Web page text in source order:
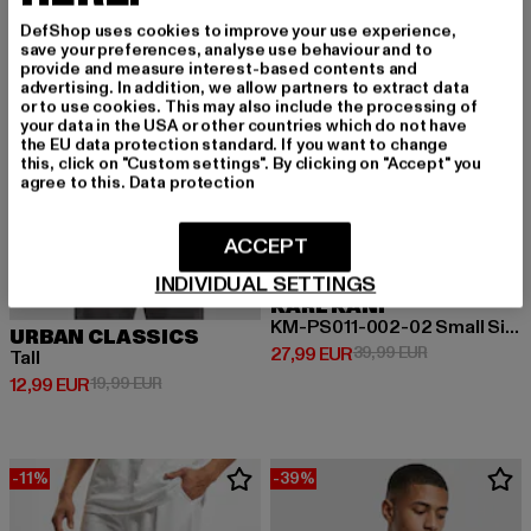
URBAN CLASSICS
Tall
12,99 EUR
Derzeitiger Preis: 12,99 EUR
19,99 EURAktionspreis: 19,99 EUR
KARL KANI
KM-PS011-002-02 Small Signature Pinstripe Mesh Shorts
27,99 EUR
Derzeitiger Preis: 27,99 EUR
39,99 EURAktionspreis:
-11% -39%
DefShop uses cookies to improve your use experience,
save your preferences, analyse use behaviour and to
provide and measure interest-based contents and
advertising. In addition, we allow partners to extract data
or to use cookies. This may also include the processing of
your data in the USA or other countries which do not have
the EU data protection standard. If you want to change
this, click on "Custom settings". By clicking on "Accept" you
agree to this. Data protection
INDIVIDUAL SETTINGS
ACCEPT